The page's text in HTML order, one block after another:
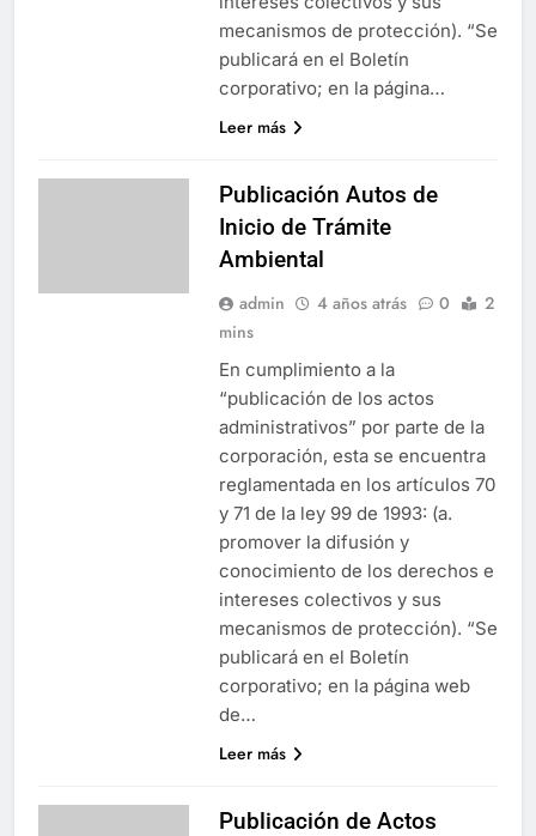
mecanismos de protección). “Se
publicará en el Boletín
corporativo; en la página…
Leer más
Publicación Autos de
Inicio de Trámite
Ambiental
admin 4 años atrás 0
2
mins
En cumplimiento a la
“publicación de los actos
administrativos” por parte de la
corporación, esta se encuentra
reglamentada en los artículos 70
y 71 de la ley 99 de 1993: (a.
promover la difusión y
conocimiento de los derechos e
intereses colectivos y sus
mecanismos de protección). “Se
publicará en el Boletín
corporativo; en la página web
de…
Leer más
Publicación de Actos